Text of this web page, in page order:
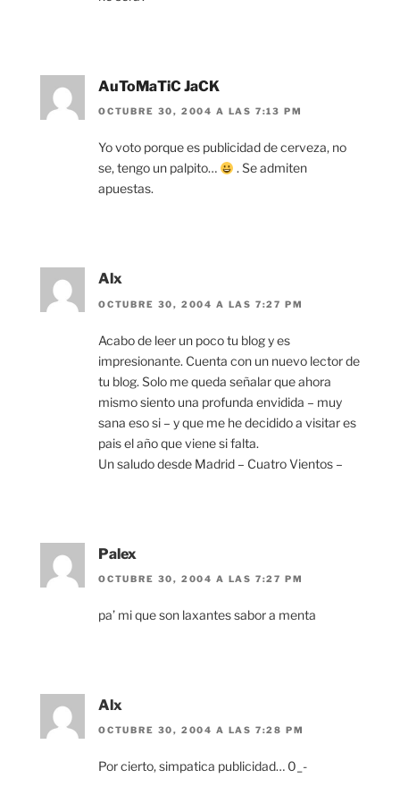
AuToMaTiC JaCK
OCTUBRE 30, 2004 A LAS 7:13 PM
Yo voto porque es publicidad de cerveza, no
se, tengo un palpito…
. Se admiten
apuestas.
Alx
OCTUBRE 30, 2004 A LAS 7:27 PM
Acabo de leer un poco tu blog y es
impresionante. Cuenta con un nuevo lector de
tu blog. Solo me queda señalar que ahora
mismo siento una profunda envidida – muy
sana eso si – y que me he decidido a visitar es
pais el año que viene si falta.
Un saludo desde Madrid – Cuatro Vientos –
Palex
OCTUBRE 30, 2004 A LAS 7:27 PM
pa’ mi que son laxantes sabor a menta
Alx
OCTUBRE 30, 2004 A LAS 7:28 PM
Por cierto, simpatica publicidad… 0_-